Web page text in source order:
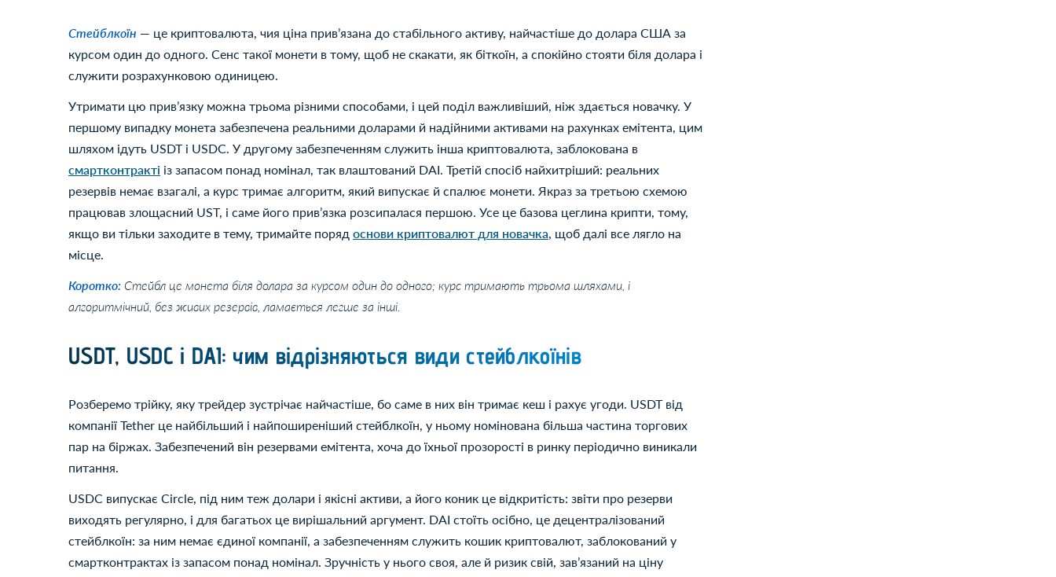
Стейблкоїн — це криптовалюта, чия ціна привʼязана до стабільного активу, найчастіше до долара США за
курсом один до одного. Сенс такої монети в тому, щоб не скакати, як біткоїн, а спокійно стояти біля долара і
служити розрахунковою одиницею.
Утримати цю привʼязку можна трьома різними способами, і цей поділ важливіший, ніж здається новачку. У
першому випадку монета забезпечена реальними доларами й надійними активами на рахунках емітента, цим
шляхом ідуть USDT і USDC. У другому забезпеченням служить інша криптовалюта, заблокована в
смартконтракті із запасом понад номінал, так влаштований DAI. Третій спосіб найхитріший: реальних
резервів немає взагалі, а курс тримає алгоритм, який випускає й спалює монети. Якраз за третьою схемою
працював злощасний UST, і саме його привʼязка розсипалася першою. Усе це базова цеглина крипти, тому,
якщо ви тільки заходите в тему, тримайте поряд основи криптовалют для новачка , щоб далі все лягло на
місце.
Коротко: Стейбл це монета біля долара за курсом один до одного; курс тримають трьома шляхами, і
алгоритмічний, без живих резервів, ламається легше за інші.
USDT, USDC і DAI: чим відрізняються види стейблкоїнів
Розберемо трійку, яку трейдер зустрічає найчастіше, бо саме в них він тримає кеш і рахує угоди. USDT від
компанії Tether це найбільший і найпоширеніший стейблкоїн, у ньому номінована більша частина торгових
пар на біржах. Забезпечений він резервами емітента, хоча до їхньої прозорості в ринку періодично виникали
питання.
USDC випускає Circle, під ним теж долари і якісні активи, а його коник це відкритість: звіти про резерви
виходять регулярно, і для багатьох це вирішальний аргумент. DAI стоїть осібно, це децентралізований
стейблкоїн: за ним немає єдиної компанії, а забезпеченням служить кошик криптовалют, заблокований у
смартконтрактах із запасом понад номінал. Зручність у нього своя, але й ризик свій, завʼязаний на ціну